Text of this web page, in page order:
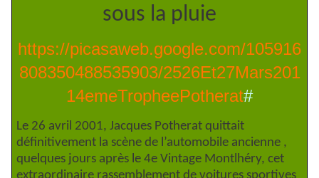
sous la pluie
https://picasaweb.google.com/105916
808350488535903/2526Et27Mars201
14emeTropheePotherat#
Le 26 avril 2001, Jacques Potherat quittait
définitivement la scène de l’automobile ancienne ,
quelques jours après le 4e Vintage Montlhéry, cet